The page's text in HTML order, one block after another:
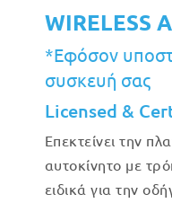
WIRELESS
*Εφόσον
συσκευή σας
Licensed &
Επεκτείνει την
αυτοκίνητο με
ειδικά για την